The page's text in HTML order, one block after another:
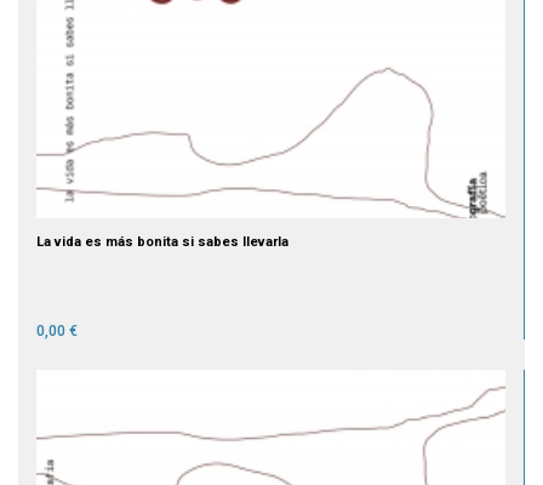
La vida es más bonita si sabes llevarla
0,00 €